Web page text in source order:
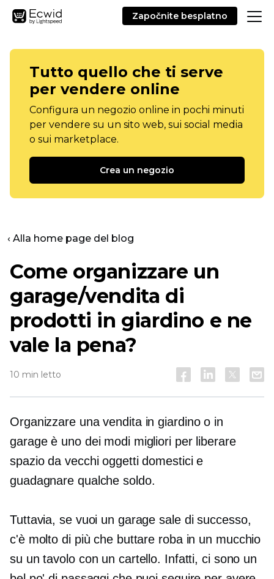
Započnite besplatno
Tutto quello che ti serve
per vendere online
Configura un negozio online in pochi minuti
per vendere su un sito web, sui social media
o sui marketplace.
Crea un negozio
‹ Alla home page del blog
Come organizzare un
garage/vendita di
prodotti in giardino e ne
vale la pena?
10 min letto
Organizzare una vendita in giardino o in
garage è uno dei modi migliori per liberare
spazio da vecchi oggetti domestici e
guadagnare qualche soldo.
Tuttavia, se vuoi un garage sale di successo,
c'è molto di più che buttare roba in un mucchio
su un tavolo con un cartello. Infatti, ci sono un